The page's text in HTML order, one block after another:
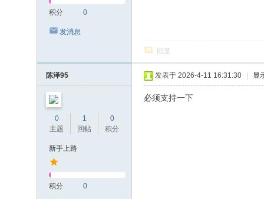
积分 0
发消息
回复
陈泽95
0
主题
1
回帖
0
积分
新手上路
积分 0
发表于 2026-4-11 16:31:30 显
必须支持一下